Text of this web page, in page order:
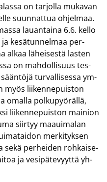
on tar­jol­la mu­ka­van
suun­nat­tua oh­jel­maa.
lau­an­tai­na 6.6. kello
ja ke­sä­tun­nel­maa per­
alkaa lä­hei­ses­tä las­ten
on mah­dol­li­suus tes­
tur­val­li­ses­sa ym­
myös lii­ken­ne­puis­ton
omal­la pol­ku­pyö­räl­lä,
lii­ken­ne­puis­ton mai­nion
siir­tyy maa­ui­ma­lan
mer­ki­tyk­sen
sekä per­hei­den roh­kai­se­
ja ve­si­pä­te­vyyt­tä yh­